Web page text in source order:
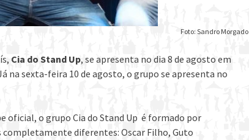
Foto: Sandro Morgado
Cia do Stand Up, se apresenta no dia 8 de agosto em
na sexta-feira 10 de agosto, o grupo se apresenta no
oficial, o grupo Cia do Stand Up é formado por
diferentes: Oscar Filho, Guto